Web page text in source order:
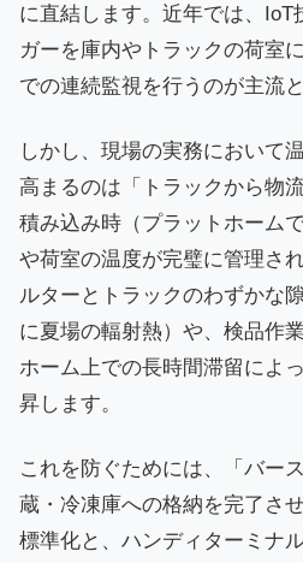
に直結します。近年では、IoT
ガーを庫内やトラックの荷室
での連続監視を行うのが主流
しかし、現場の実務において
高まるのは「トラックから物
積み込み時（プラットホーム
や荷室の温度が完璧に管理さ
ルターとトラックのわずかな
に夏場の輻射熱）や、検品作
ホーム上での長時間滞留によ
昇します。
これを防ぐためには、「バー
蔵・冷凍庫への格納を完了さ
標準化と、ハンディターミナ